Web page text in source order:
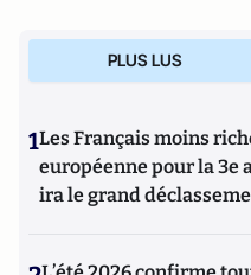
PLUS LUS
1Les Français moins
européenne pour la 3e
ira le grand